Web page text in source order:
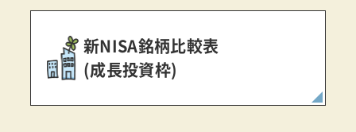
新NISA銘柄比較表
(成長投資枠)